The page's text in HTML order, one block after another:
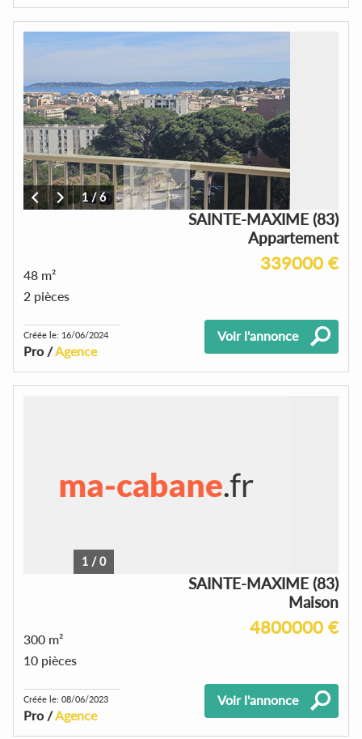
1/6
SAINTE-MAXIME (83)
Appartement
339000 €
48 m²
2 pièces
Créée le: 16/06/2024
Pro /Agence
Voir l'annonce
1 /0
SAINTE-MAXIME (83)
Maison
4800000 €
300 m²
10 pièces
Créée le: 08/06/2023
Pro /Agence
Voir l'annonce